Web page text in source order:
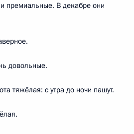
премиальные. В декабре они
довольные.
тяжёлая: с утра до ночи пашут.